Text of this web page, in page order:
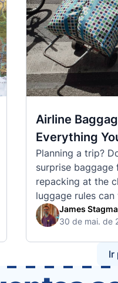
Airline
Everything
Before You Fly
Planning a trip?
surprise
repacking at the
luggage rules
the same country
we’ve created a
policies of over
James
30 de mai. de
Ir